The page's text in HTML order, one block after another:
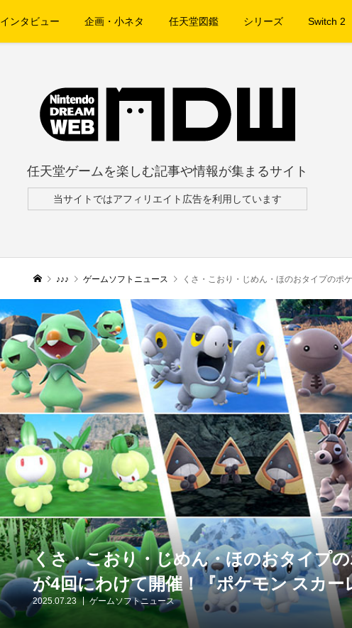
インタビュー 企画・小ネタ 任天堂図鑑 シリーズ Switch 2
任天堂ゲームを楽しむ記事や情報が集まるサイト
当サイトではアフィリエイト広告を利用しています
♪♪♪ ゲームソフトニュース くさ・こおり・じめん・ほのおタイプのポケモンたちの大
くさ・こおり・じめん・ほのおタイプ
が4回にわけて開催！『ポケモン スカ
2025.07.23 ゲームソフトニュース